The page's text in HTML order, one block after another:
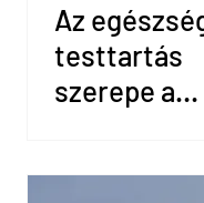
Az
testtartás
szerepe a